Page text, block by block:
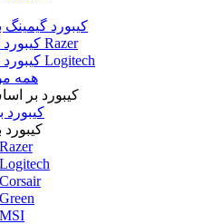
کیبورد
کیبورد گیمینگ Razer
کیبورد گیمینگ Logitech
همه
کیبورد بر
کیبورد Razer
کیبورد Logitech
کیبورد Corsair
کیبورد Green
کیبورد MSI